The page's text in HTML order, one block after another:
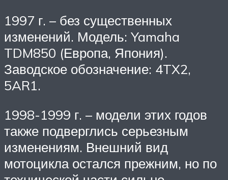
1997 г. – без существенных
изменений. Модель: Yamaha
TDM850 (Европа, Япония).
Заводское обозначение: 4TX2,
5AR1.
1998-1999 г. – модели этих годов
также подверглись серьезным
изменениям. Внешний вид
мотоцикла остался прежним, но по